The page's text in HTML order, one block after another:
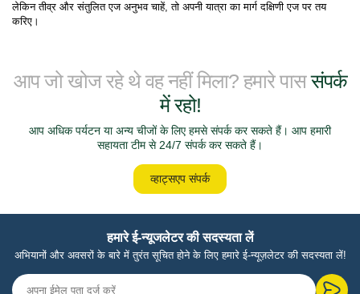
लेकिन तीव्र और संतुलित एज अनुभव चाहें, तो अपनी यात्रा का मार्ग दक्षिणी एज पर तय
करिए।
आप जो खोज रहे थे वह नहीं मिला? हमारे पाससंपर्क
में रहो!
आप अधिक पर्यटन या अन्य चीजों के लिए हमसे संपर्क कर सकते हैं। आप हमारी
सहायता टीम से 24/7 संपर्क कर सकते हैं।
व्हाट्सएप संपर्क
हमारे ई-न्यूजलेटर की सदस्यता लें
अभियानों और अवसरों के बारे में तुरंत सूचित होने के लिए हमारे ई-न्यूज़लेटर की सदस्यता लें!